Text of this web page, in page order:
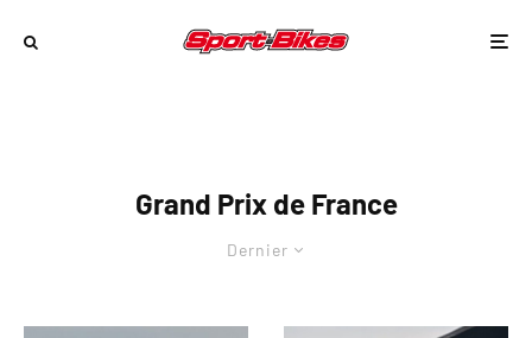
Grand Prix de France
Dernier